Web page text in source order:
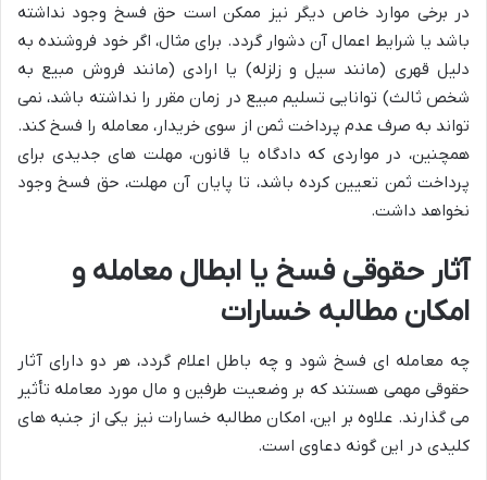
در برخی موارد خاص دیگر نیز ممکن است حق فسخ وجود نداشته
باشد یا شرایط اعمال آن دشوار گردد. برای مثال، اگر خود فروشنده به
دلیل قهری (مانند سیل و زلزله) یا ارادی (مانند فروش مبیع به
شخص ثالث) توانایی تسلیم مبیع در زمان مقرر را نداشته باشد، نمی
تواند به صرف عدم پرداخت ثمن از سوی خریدار، معامله را فسخ کند.
همچنین، در مواردی که دادگاه یا قانون، مهلت های جدیدی برای
پرداخت ثمن تعیین کرده باشد، تا پایان آن مهلت، حق فسخ وجود
نخواهد داشت.
آثار حقوقی فسخ یا ابطال معامله و
امکان مطالبه خسارات
چه معامله ای فسخ شود و چه باطل اعلام گردد، هر دو دارای آثار
حقوقی مهمی هستند که بر وضعیت طرفین و مال مورد معامله تأثیر
می گذارند. علاوه بر این، امکان مطالبه خسارات نیز یکی از جنبه های
کلیدی در این گونه دعاوی است.